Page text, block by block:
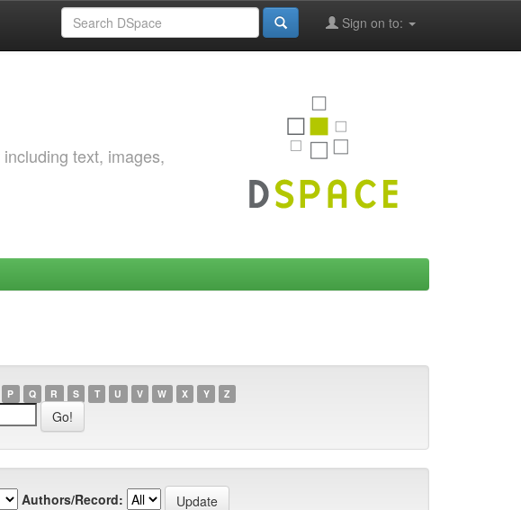
Sign on to:
text, images,
P Q R S T U V W X Y Z
Authors/Record: